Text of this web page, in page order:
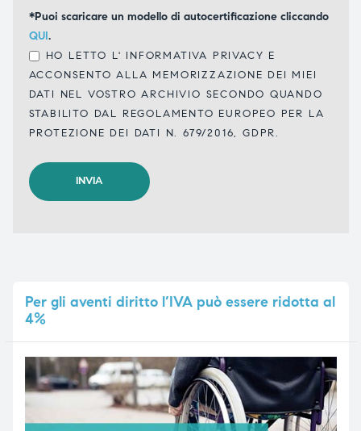
*Puoi scaricare un modello di autocertificazione cliccando
QUI.
HO LETTO L' INFORMATIVA PRIVACY E
ACCONSENTO ALLA MEMORIZZAZIONE DEI MIEI
DATI NEL VOSTRO ARCHIVIO SECONDO QUANDO
STABILITO DAL REGOLAMENTO EUROPEO PER LA
PROTEZIONE DEI DATI N. 679/2016, GDPR.
Pergli aventi diritto l’IVA può essere ridotta al
4%